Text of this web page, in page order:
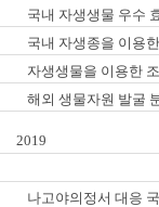
국내 자생생물 우수
국내 자생종을 이용
자생생물을 이용한
해외 생물자원 발굴
2019
나고야의정서 대응